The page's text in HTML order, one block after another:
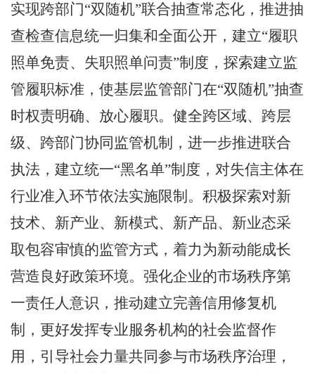
实现跨部门“双随机”联合抽查常态化，推进抽
查检查信息统一归集和全面公开，建立“履职
照单免责、失职照单问责”制度，探索建立监
管履职标准，使基层监管部门在“双随机”抽查
时权责明确、放心履职。健全跨区域、跨层
级、跨部门协同监管机制，进一步推进联合
执法，建立统一“黑名单”制度，对失信主体在
行业准入环节依法实施限制。积极探索对新
技术、新产业、新模式、新产品、新业态采
取包容审慎的监管方式，着力为新动能成长
营造良好政策环境。强化企业的市场秩序第
一责任人意识，推动建立完善信用修复机
制，更好发挥专业服务机构的社会监督作
用，引导社会力量共同参与市场秩序治理，